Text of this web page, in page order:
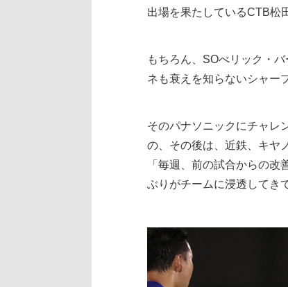
出場を果たしているCTB松
もちろん、SOべリック・
ネも衰えを知らないシャー
そのパナソニックにチャレ
の、その後は、近鉄、キヤ
「毎週、前の試合からの
ぶりがチームに浸透してき